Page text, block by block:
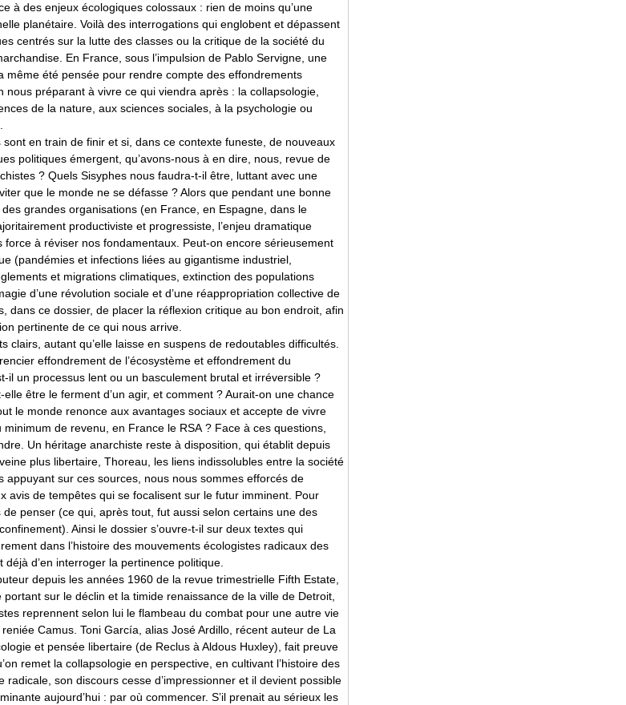
à des enjeux écologiques colossaux : rien de moins qu’une
planétaire. Voilà des interrogations qui englobent et dépassent
centrés sur la lutte des classes ou la critique de la société du
En France, sous l’impulsion de Pablo Servigne, une
même été pensée pour rendre compte des effondrements
nous préparant à vivre ce qui viendra après : la collapsologie,
de la nature, aux sciences sociales, à la psychologie ou
en train de finir et si, dans ce contexte funeste, de nouveaux
politiques émergent, qu’avons-nous à en dire, nous, revue de
? Quels Sisyphes nous faudra-t-il être, luttant avec une
que le monde ne se défasse ? Alors que pendant une bonne
des grandes organisations (en France, en Espagne, dans le
productiviste et progressiste, l’enjeu dramatique
force à réviser nos fondamentaux. Peut-on encore sérieusement
(pandémies et infections liées au gigantisme industriel,
et migrations climatiques, extinction des populations
d’une révolution sociale et d’une réappropriation collective de
dans ce dossier, de placer la réflexion critique au bon endroit, afin
pertinente de ce qui nous arrive.
clairs, autant qu’elle laisse en suspens de redoutables difficultés.
effondrement de l’écosystème et effondrement du
il un processus lent ou un basculement brutal et irréversible ?
elle être le ferment d’un agir, et comment ? Aurait-on une chance
le monde renonce aux avantages sociaux et accepte de vivre
minimum de revenu, en France le RSA ? Face à ces questions,
Un héritage anarchiste reste à disposition, qui établit depuis
plus libertaire, Thoreau, les liens indissolubles entre la société
appuyant sur ces sources, nous nous sommes efforcés de
avis de tempêtes qui se focalisent sur le futur imminent. Pour
penser (ce qui, après tout, fut aussi selon certains une des
Ainsi le dossier s’ouvre-t-il sur deux textes qui
dans l’histoire des mouvements écologistes radicaux des
d’en interroger la pertinence politique.
depuis les années 1960 de la revue trimestrielle Fifth Estate,
portant sur le déclin et la timide renaissance de la ville de Detroit,
reprennent selon lui le flambeau du combat pour une autre vie
Camus. Toni García, alias José Ardillo, récent auteur de La
et pensée libertaire (de Reclus à Aldous Huxley), fait preuve
remet la collapsologie en perspective, en cultivant l’histoire des
radicale, son discours cesse d’impressionner et il devient possible
aujourd’hui : par où commencer. S’il prenait au sérieux les